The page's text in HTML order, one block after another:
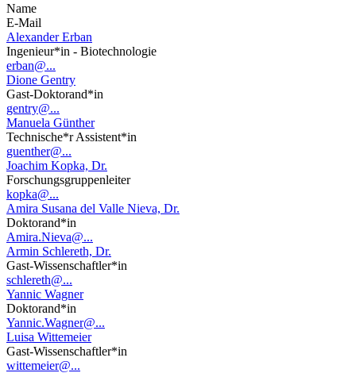
Name
E-Mail
Alexander Erban
Ingenieur*in - Biotechnologie
erban@...
Dione Gentry
Gast-Doktorand*in
gentry@...
Manuela Günther
Technische*r Assistent*in
guenther@...
Joachim Kopka, Dr.
Forschungsgruppenleiter
kopka@...
Amira Susana del Valle Nieva, Dr.
Doktorand*in
Amira.Nieva@...
Armin Schlereth, Dr.
Gast-Wissenschaftler*in
schlereth@...
Yannic Wagner
Doktorand*in
Yannic.Wagner@...
Luisa Wittemeier
Gast-Wissenschaftler*in
wittemeier@...